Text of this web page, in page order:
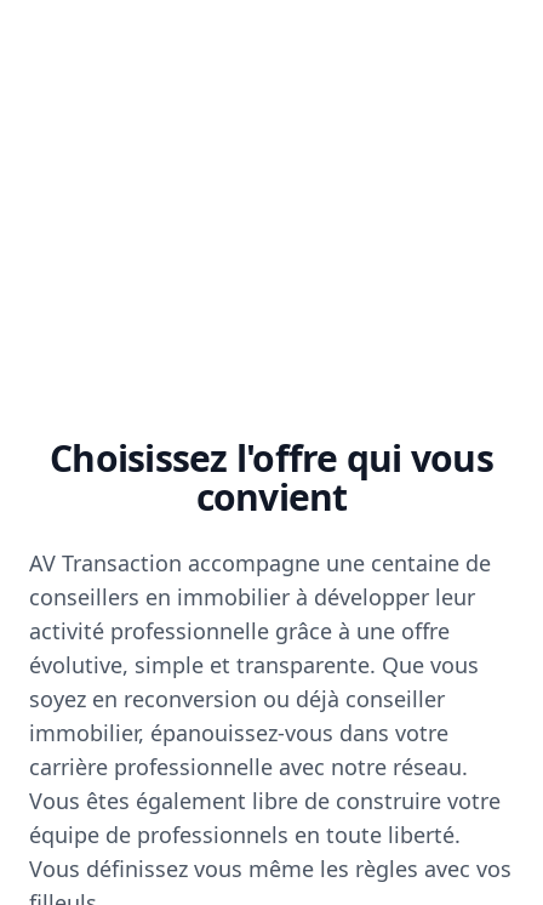
Choisissez l'offre qui vous
convient
AV Transaction accompagne une centaine de
conseillers en immobilier à développer leur
activité professionnelle grâce à une offre
évolutive, simple et transparente. Que vous
soyez en reconversion ou déjà conseiller
immobilier, épanouissez-vous dans votre
carrière professionnelle avec notre réseau.
Vous êtes également libre de construire votre
équipe de professionnels en toute liberté.
Vous définissez vous même les règles avec vos